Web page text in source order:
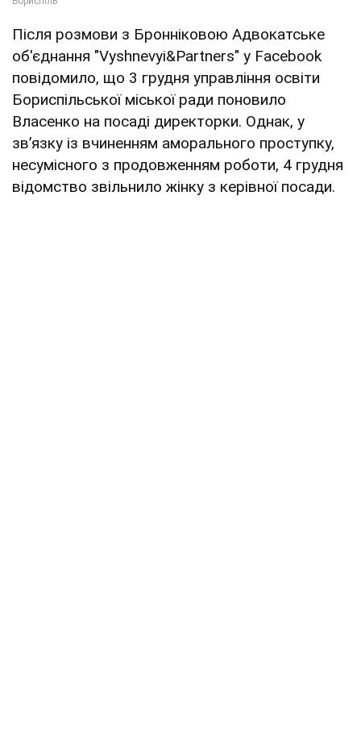
Після розмови з Бронніковою Адвокатське
об'єднання "Vyshnevyi&Partners" у Facebook
повідомило, що 3 грудня управління освіти
Бориспільської міської ради поновило
Власенко на посаді директорки. Однак, у
зв’язку із вчиненням аморального проступку,
несумісного з продовженням роботи, 4 грудня
відомство звільнило жінку з керівної посади.